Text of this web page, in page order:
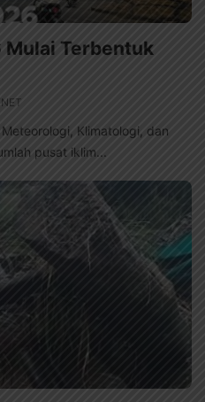
Mulai Terbentuk
Klimatologi, dan
pusat iklim...